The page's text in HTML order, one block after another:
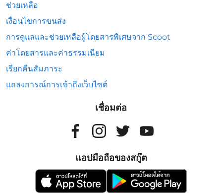
ช่วยเหลือ
เงื่อนไขการขนส่ง
การดูแลและช่วยเหลือผู้โดยสารพิเศษจาก Scoot
ค่าโดยสารและค่าธรรมเนียม
เรียกคืนสัมภาระ
แถลงการณ์การเข้าถึงเว็บไซต์
เชื่อมต่อ
แอปมือถือของสกู๊ต